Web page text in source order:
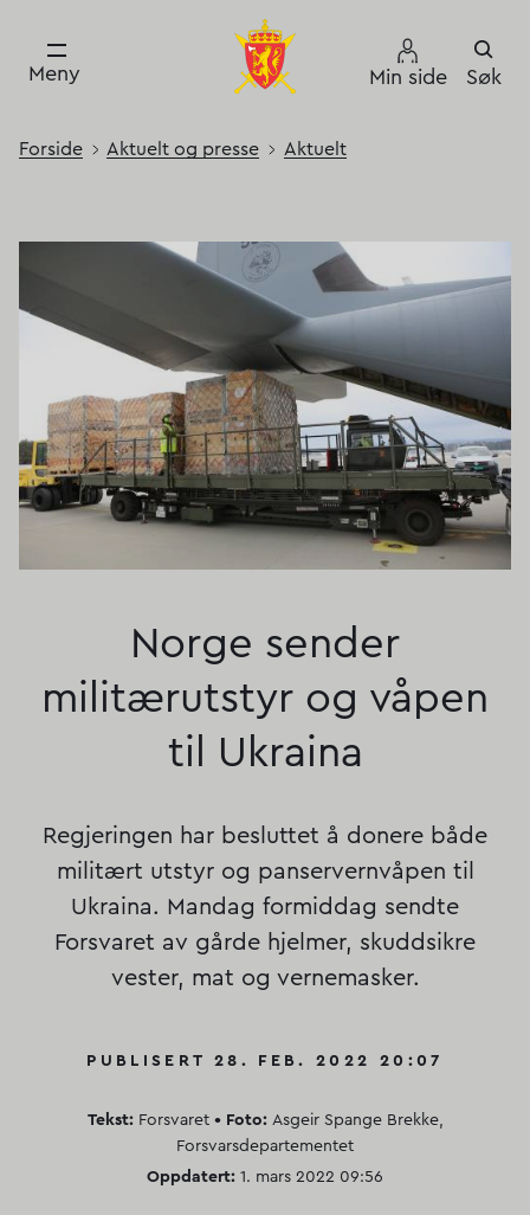
Meny Min side Søk
Forside Aktuelt og presse Aktuelt
Norge sender
militærutstyr og våpen
til Ukraina
Regjeringen har besluttet å donere både
militært utstyr og panservernvåpen til
Ukraina. Mandag formiddag sendte
Forsvaret av gårde hjelmer, skuddsikre
vester, mat og vernemasker.
PUBLISERT 28. FEB. 2022 20:07
Tekst: Forsvaret • Foto: Asgeir Spange Brekke,
Forsvarsdepartementet
Oppdatert: 1. mars 2022 09:56